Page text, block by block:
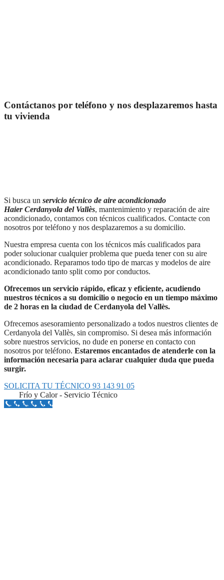
Contáctanos por teléfono y nos desplazaremos hasta
tu vivienda
Si busca un servicio técnico de aire acondicionado
HaierCerdanyola del Vallès, mantenimiento y reparación de aire
acondicionado, contamos con técnicos cualificados. Contacte con
nosotros por teléfono y nos desplazaremos a su domicilio.
Nuestra empresa cuenta con los técnicos más cualificados para
poder solucionar cualquier problema que pueda tener con su aire
acondicionado. Reparamos todo tipo de marcas y modelos de aire
acondicionado tanto split como por conductos.
Ofrecemos un servicio rápido, eficaz y eficiente, acudiendo
nuestros técnicos a su domicilio o negocio en un tiempo máximo
de 2 horas en la ciudad de Cerdanyola del Vallès.
Ofrecemos asesoramiento personalizado a todos nuestros clientes de
Cerdanyola del Vallès, sin compromiso. Si desea más información
sobre nuestros servicios, no dude en ponerse en contacto con
nosotros por teléfono. Estaremos encantados de atenderle con la
información necesaria para aclarar cualquier duda que pueda
surgir.
SOLICITA TU TÉCNICO 93 143 91 05
Frío y Calor - Servicio Técnico
Llámanos Aquí